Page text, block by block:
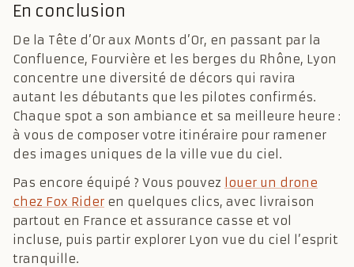
En conclusion
De la Tête d’Or aux Monts d’Or, en passant par la
Confluence, Fourvière et les berges du Rhône, Lyon
concentre une diversité de décors qui ravira
autant les débutants que les pilotes confirmés.
Chaque spot a son ambiance et sa meilleure heure :
à vous de composer votre itinéraire pour ramener
des images uniques de la ville vue du ciel.
Pas encore équipé ? Vous pouvez louer un drone
chez Fox Rider en quelques clics, avec livraison
partout en France et assurance casse et vol
incluse, puis partir explorer Lyon vue du ciel l’esprit
tranquille.